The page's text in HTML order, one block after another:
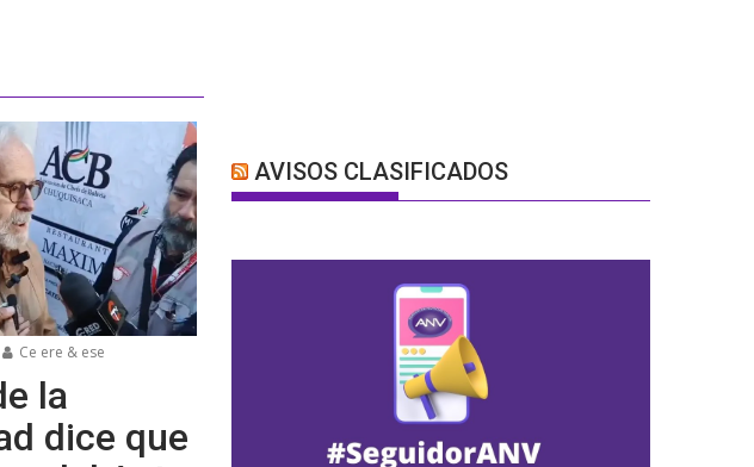
Ce ere & ese
la
dice que
AVISOS CLASIFICADOS